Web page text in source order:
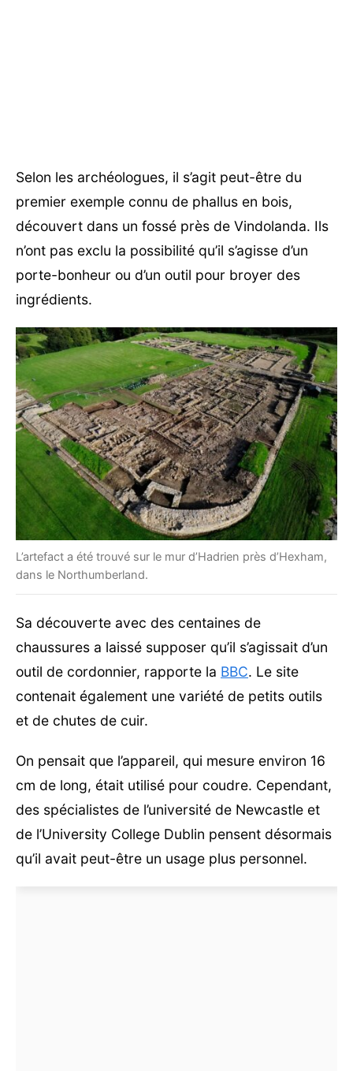
Selon les archéologues, il s’agit peut-être du
premier exemple connu de phallus en bois,
découvert dans un fossé près de Vindolanda. Ils
n’ont pas exclu la possibilité qu’il s’agisse d’un
porte-bonheur ou d’un outil pour broyer des
ingrédients.
L’artefact a été trouvé sur le mur d’Hadrien près d’Hexham,
dans le Northumberland.
Sa découverte avec des centaines de
chaussures a laissé supposer qu’il s’agissait d’un
outil de cordonnier, rapporte la BBC. Le site
contenait également une variété de petits outils
et de chutes de cuir.
On pensait que l’appareil, qui mesure environ 16
cm de long, était utilisé pour coudre. Cependant,
des spécialistes de l’université de Newcastle et
de l’University College Dublin pensent désormais
qu’il avait peut-être un usage plus personnel.